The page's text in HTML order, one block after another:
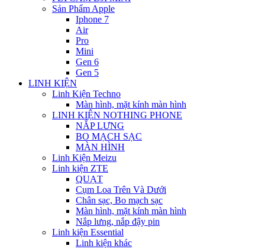
Sản Phẩm Apple
Iphone 7
Air
Pro
Mini
Gen 6
Gen 5
LINH KIỆN
Linh Kiện Techno
Màn hình, mặt kính màn hình
LINH KIỆN NOTHING PHONE
NẮP LƯNG
BO MẠCH SẠC
MÀN HÌNH
Linh Kiện Meizu
Linh kiện ZTE
QUẠT
Cụm Loa Trên Và Dưới
Chân sạc, Bo mạch sạc
Màn hình, mặt kính màn hình
Nắp lưng, nắp đậy pin
Linh kiện Essential
Linh kiện khác